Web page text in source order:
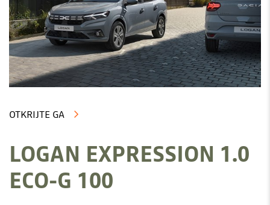
OTKRIJTE GA
LOGAN EXPRESSION 1.0
ECO-G 100